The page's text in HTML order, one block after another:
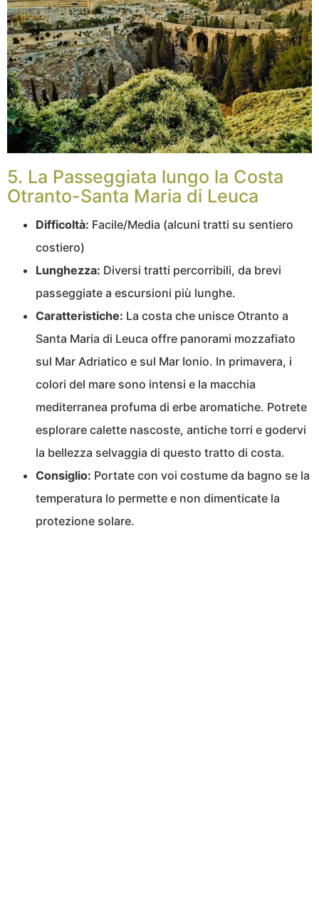
5. La Passeggiata lungo la Costa
Otranto-Santa Maria di Leuca
Difficoltà: Facile/Media (alcuni tratti su sentiero
costiero)
Lunghezza: Diversi tratti percorribili, da brevi
passeggiate a escursioni più lunghe.
Caratteristiche: La costa che unisce Otranto a
Santa Maria di Leuca offre panorami mozzafiato
sul Mar Adriatico e sul Mar Ionio. In primavera, i
colori del mare sono intensi e la macchia
mediterranea profuma di erbe aromatiche. Potrete
esplorare calette nascoste, antiche torri e godervi
la bellezza selvaggia di questo tratto di costa.
Consiglio: Portate con voi costume da bagno se la
temperatura lo permette e non dimenticate la
protezione solare.